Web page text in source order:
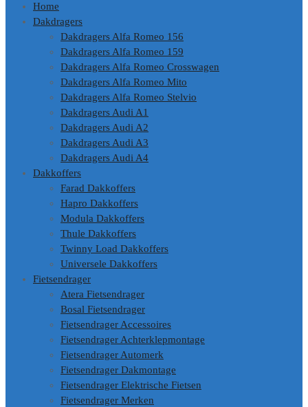
Home
Dakdragers
Dakdragers Alfa Romeo 156
Dakdragers Alfa Romeo 159
Dakdragers Alfa Romeo Crosswagen
Dakdragers Alfa Romeo Mito
Dakdragers Alfa Romeo Stelvio
Dakdragers Audi A1
Dakdragers Audi A2
Dakdragers Audi A3
Dakdragers Audi A4
Dakkoffers
Farad Dakkoffers
Hapro Dakkoffers
Modula Dakkoffers
Thule Dakkoffers
Twinny Load Dakkoffers
Universele Dakkoffers
Fietsendrager
Atera Fietsendrager
Bosal Fietsendrager
Fietsendrager Accessoires
Fietsendrager Achterklepmontage
Fietsendrager Automerk
Fietsendrager Dakmontage
Fietsendrager Elektrische Fietsen
Fietsendrager Merken